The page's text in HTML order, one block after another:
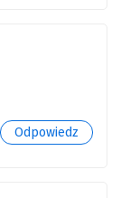
Tonari
Odpowiedz